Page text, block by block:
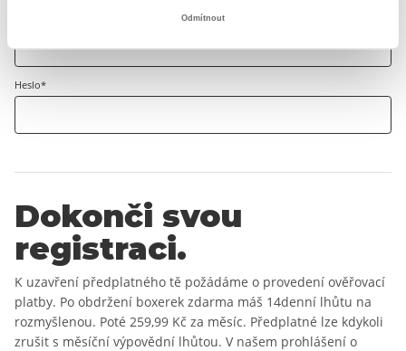
Odmítnout
Heslo*
Dokonči svou
registraci.
K uzavření předplatného tě požádáme o provedení ověřovací
platby. Po obdržení boxerek zdarma máš 14denní lhůtu na
rozmyšlenou. Poté 259,99 Kč za měsíc. Předplatné lze kdykoli
zrušit s měsíční výpovědní lhůtou. V našem prohlášení o